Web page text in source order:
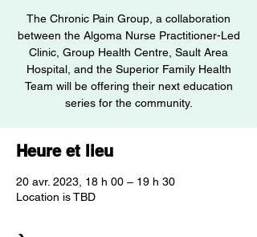
The Chronic Pain Group, a collaboration
between the Algoma Nurse Practitioner-Led
Clinic, Group Health Centre, Sault Area
Hospital, and the Superior Family Health
Team will be offering their next education
series for the community.
Heure et lieu
20 avr. 2023, 18 h 00 – 19 h 30
Location is TBD